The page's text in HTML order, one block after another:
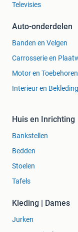
Televisies
Auto-onderdelen
Banden en Velgen
Carrosserie en
Motor en Toebehoren
Interieur en Bekleding
Huis en Inrichting
Bankstellen
Bedden
Stoelen
Tafels
Kleding | Dames
Jurken